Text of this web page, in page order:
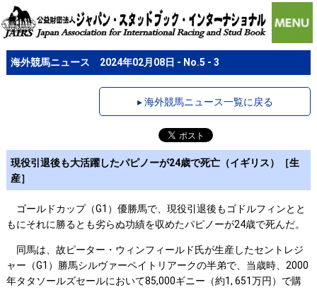
海外競馬ニュース 2024年02月08日 - No.5 - 3
▸ 海外競馬ニュース一覧に戻る
現役引退後も大活躍したパピノーが24歳で死亡（イギリス）［生
産］
ゴールドカップ（G1）優勝馬で、現役引退後もゴドルフィンとと
もにそれに勝るとも劣らぬ功績を収めたパピノーが24歳で死んだ。
同馬は、故ピーター・ウィンフィールド氏が生産したセントレジ
ャー（G1）勝馬シルヴァーペイトリアークの半弟で、当歳時、2000
年タタソールズセールにおいて85,000ギニー（約1, 651万円）で購